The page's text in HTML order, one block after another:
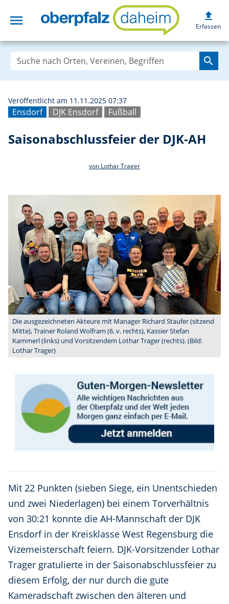
menu upload
Erfassen
search
Ensdorf DJK Ensdorf Fußball
Veröffentlicht am 11.11.2025 07:37
Saisonabschlussfeier der DJK-AH
von Lothar Trager
Die ausgezeichneten Akteure mit Manager Richard Staufer (sitzend
Mitte), Trainer Roland Wolfram (6. v. rechts), Kassier Stefan
Kammerl (links) und Vorsitzendem Lothar Trager (rechts). (Bild:
Lothar Trager)
Mit 22 Punkten (sieben Siege, ein Unentschieden
und zwei Niederlagen) bei einem Torverhältnis
von 30:21 konnte die AH-Mannschaft der DJK
Ensdorf in der Kreisklasse West Regensburg die
Vizemeisterschaft feiern. DJK-Vorsitzender Lothar
Trager gratulierte in der Saisonabschlussfeier zu
diesem Erfolg, der nur durch die gute
Kameradschaft zwischen den älteren und